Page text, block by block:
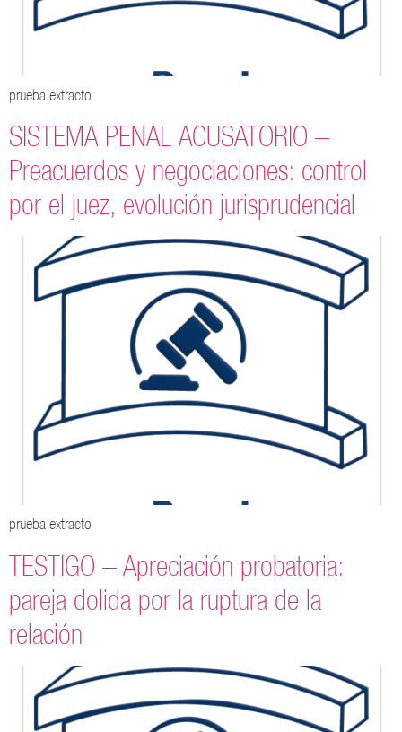
prueba extracto
SISTEMA PENAL ACUSATORIO –
Preacuerdos y negociaciones: control
por el juez, evolución jurisprudencial
prueba extracto
TESTIGO – Apreciación probatoria:
pareja dolida por la ruptura de la
relación